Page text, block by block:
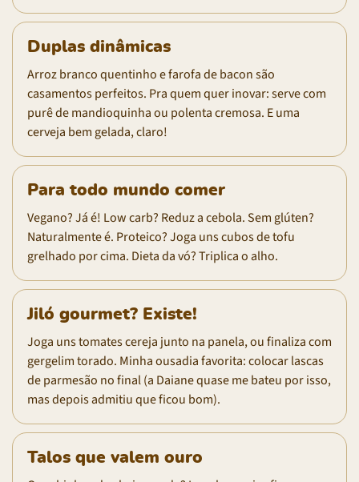
Duplas dinâmicas
Arroz branco quentinho e farofa de bacon são
casamentos perfeitos. Pra quem quer inovar: serve com
purê de mandioquinha ou polenta cremosa. E uma
cerveja bem gelada, claro!
Para todo mundo comer
Vegano? Já é! Low carb? Reduz a cebola. Sem glúten?
Naturalmente é. Proteico? Joga uns cubos de tofu
grelhado por cima. Dieta da vó? Triplica o alho.
Jiló gourmet? Existe!
Joga uns tomates cereja junto na panela, ou finaliza com
gergelim torado. Minha ousadia favorita: colocar lascas
de parmesão no final (a Daiane quase me bateu por isso,
mas depois admitiu que ficou bom).
Talos que valem ouro